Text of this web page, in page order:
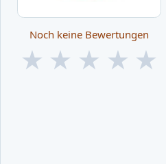
Noch keine Bewertungen
★ ★ ★ ★ ★